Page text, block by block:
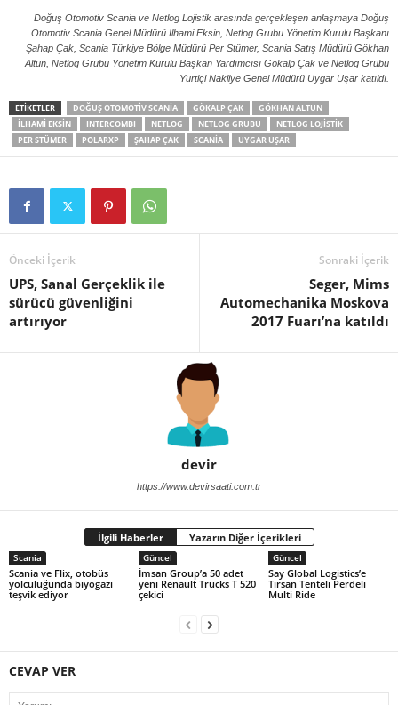
Doğuş Otomotiv Scania ve Netlog Lojistik arasında gerçekleşen anlaşmaya Doğuş
Otomotiv Scania Genel Müdürü İlhami Eksin, Netlog Grubu Yönetim Kurulu Başkanı
Şahap Çak, Scania Türkiye Bölge Müdürü Per Stümer, Scania Satış Müdürü Gökhan
Altun, Netlog Grubu Yönetim Kurulu Başkan Yardımcısı Gökalp Çak ve Netlog Grubu
Yurtiçi Nakliye Genel Müdürü Uygar Uşar katıldı.
ETIKETLER DOĞUŞ OTOMOTIV SCANIA GÖKALP ÇAK
GÖKHAN ALTUN
ILHAMI EKSIN
INTERCOMBI NETLOG NETLOG GRUBU
NETLOG LOJISTIK
PER STÜMER
POLARXP ŞAHAP ÇAK SCANIA UYGAR UŞAR
Önceki İçerik
UPS, Sanal Gerçeklik ile
sürücü güvenliğini
artırıyor
Sonraki İçerik
Seger, Mims
Automechanika Moskova
2017 Fuarı’na katıldı
devir
https://www.devirsaati.com.tr
İlgili Haberler Yazarın Diğer İçerikleri
Scania
Scania ve Flix, otobüs
yolculuğunda biyogazı
teşvik ediyor
Güncel
İmsan Group’a 50 adet
yeni Renault Trucks T 520
çekici
Güncel
Say Global Logistics’e
Tırsan Tenteli Perdeli
Multi Ride
CEVAP VER